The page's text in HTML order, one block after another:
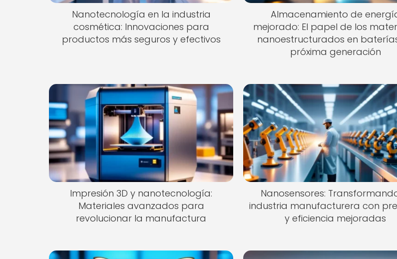
Nanotecnología en la industria
cosmética: Innovaciones para
productos más seguros y efectivos
Almacenamiento de
mejorado: El papel de los
nanoestructurados en
próxima generación
Impresión 3D y nanotecnología:
Materiales avanzados para
revolucionar la manufactura
Nanosensores:
industria manufacturera con
y eficiencia mejoradas